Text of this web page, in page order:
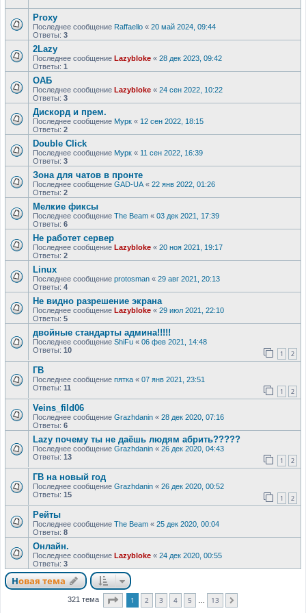
Proxy
Последнее сообщение Raffaello « 20 май 2024, 09:44
Ответы: 3
2Lazy
Последнее сообщение Lazybloke « 28 дек 2023, 09:42
Ответы: 1
ОАБ
Последнее сообщение Lazybloke « 24 сен 2022, 10:22
Ответы: 3
Дискорд и прем.
Последнее сообщение Мурк « 12 сен 2022, 18:15
Ответы: 2
Double Click
Последнее сообщение Мурк « 11 сен 2022, 16:39
Ответы: 3
Зона для чатов в пронте
Последнее сообщение GAD-UA « 22 янв 2022, 01:26
Ответы: 2
Мелкие фиксы
Последнее сообщение The Beam « 03 дек 2021, 17:39
Ответы: 6
Не работет сервер
Последнее сообщение Lazybloke « 20 ноя 2021, 19:17
Ответы: 2
Linux
Последнее сообщение protosman « 29 авг 2021, 20:13
Ответы: 4
Не видно разрешение экрана
Последнее сообщение Lazybloke « 29 июл 2021, 22:10
Ответы: 5
двойные стандарты админа!!!!!
Последнее сообщение ShiFu « 06 фев 2021, 14:48
Ответы: 10 1 2
ГВ
Последнее сообщение пятка « 07 янв 2021, 23:51
Ответы: 11 1 2
Veins_fild06
Последнее сообщение Grazhdanin « 28 дек 2020, 07:16
Ответы: 6
Lazy почему ты не даёшь людям абрить?????
Последнее сообщение Grazhdanin « 26 дек 2020, 04:43
Ответы: 13 1 2
ГВ на новый год
Последнее сообщение Grazhdanin « 26 дек 2020, 00:52
Ответы: 15 1 2
Рейты
Последнее сообщение The Beam « 25 дек 2020, 00:04
Ответы: 8
Онлайн.
Последнее сообщение Lazybloke « 24 дек 2020, 00:55
Ответы: 3
Новая тема
321 тема Страница из
1 2 3 4 5 13